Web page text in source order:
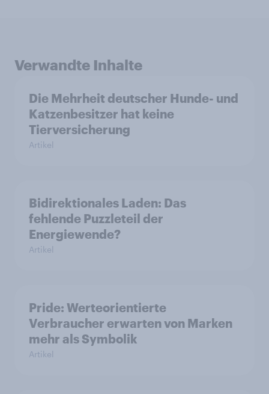
Verwandte Inhalte
Die Mehrheit deutscher Hunde- und
Katzenbesitzer hat keine
Tierversicherung
Artikel
Bidirektionales Laden: Das
fehlende Puzzleteil der
Energiewende?
Artikel
Pride: Werteorientierte
Verbraucher erwarten von Marken
mehr als Symbolik
Artikel